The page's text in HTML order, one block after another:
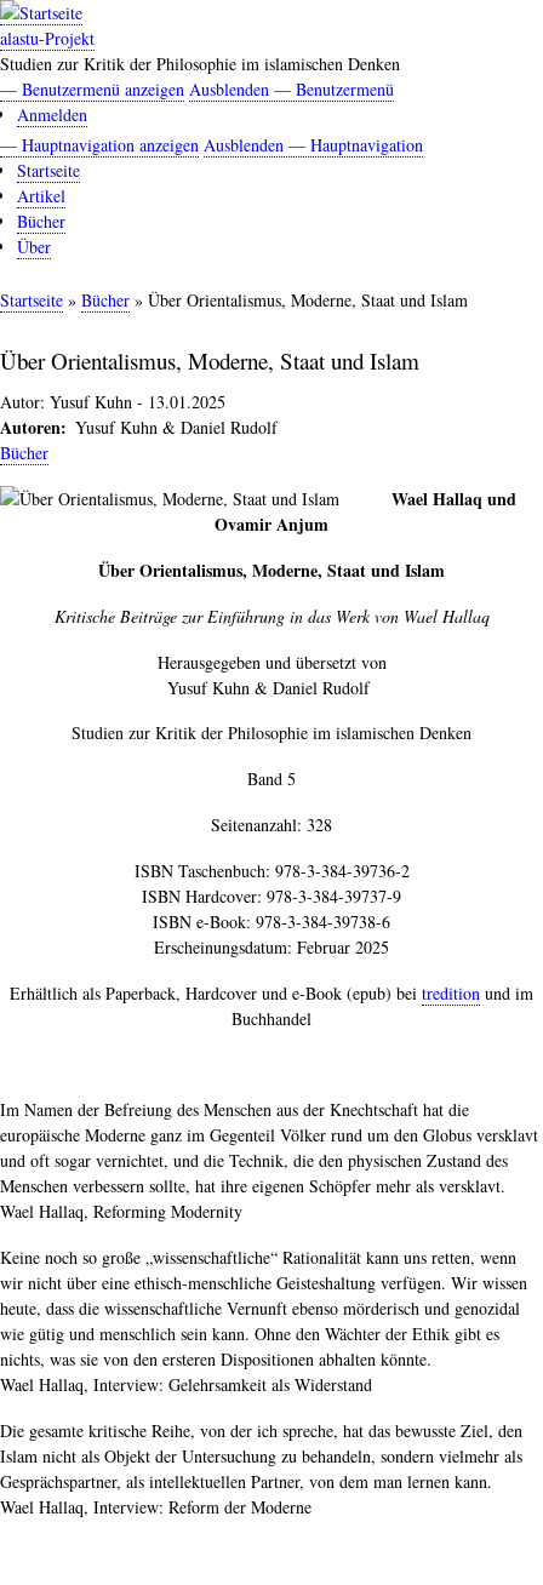
Direkt
zum
Inhalt
alastu-Projekt
Studien zur Kritik der Philosophie im islamischen Denken
Benutzermenü
— Benutzermenü anzeigen Ausblenden — Benutzermenü
Anmelden
Hauptnavigation
— Hauptnavigation anzeigen Ausblenden — Hauptnavigation
Startseite
Artikel
Bücher
Über
Pfadnavigation
Startseite Bücher Über Orientalismus, Moderne, Staat und Islam
Über Orientalismus, Moderne, Staat und Islam
Autor: Yusuf Kuhn - 13.01.2025
Autoren
Yusuf Kuhn & Daniel Rudolf
Bücher
Wael Hallaq und
Ovamir Anjum
Über Orientalismus, Moderne, Staat und Islam
Kritische Beiträge zur Einführung in das Werk von Wael Hallaq
Herausgegeben und übersetzt von
Yusuf Kuhn & Daniel Rudolf
Studien zur Kritik der Philosophie im islamischen Denken
Band 5
Seitenanzahl: 328
ISBN Taschenbuch: 978-3-384-39736-2
ISBN Hardcover: 978-3-384-39737-9
ISBN e-Book: 978-3-384-39738-6
Erscheinungsdatum: Februar 2025
Erhältlich als Paperback, Hardcover und e-Book (epub) bei tredition und im
Buchhandel
Im Namen der Befreiung des Menschen aus der Knechtschaft hat die
europäische Moderne ganz im Gegenteil Völker rund um den Globus versklavt
und oft sogar vernichtet, und die Technik, die den physischen Zustand des
Menschen verbessern sollte, hat ihre eigenen Schöpfer mehr als versklavt.
Wael Hallaq, Reforming Modernity
Keine noch so große „wissenschaftliche“ Rationalität kann uns retten, wenn
wir nicht über eine ethisch-menschliche Geisteshaltung verfügen. Wir wissen
heute, dass die wissenschaftliche Vernunft ebenso mörderisch und genozidal
wie gütig und menschlich sein kann. Ohne den Wächter der Ethik gibt es
nichts, was sie von den ersteren Dispositionen abhalten könnte.
Wael Hallaq, Interview: Gelehrsamkeit als Widerstand
Die gesamte kritische Reihe, von der ich spreche, hat das bewusste Ziel, den
Islam nicht als Objekt der Untersuchung zu behandeln, sondern vielmehr als
Gesprächspartner, als intellektuellen Partner, von dem man lernen kann.
Wael Hallaq, Interview: Reform der Moderne